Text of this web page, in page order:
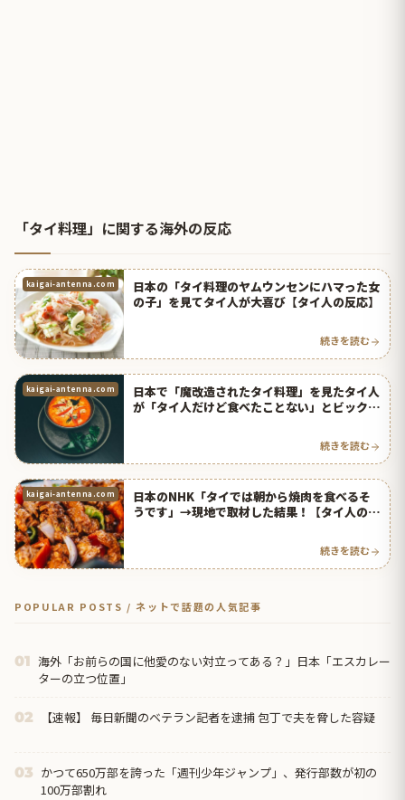
「タイ料理」に関する海外の反応
kaigai-antenna.com
日本の「タイ料理のヤムウンセンにハマった女
の子」を見てタイ人が大喜び【タイ人の反応】
続きを読む
kaigai-antenna.com
日本で「魔改造されたタイ料理」を見たタイ人
が「タイ人だけど食べたことない」とビック
続きを読む
kaigai-antenna.com
日本のNHK「タイでは朝から焼肉を食べるそ
うです」→現地で取材した結果！【タイ人の反
続きを読む
POPULAR POSTS / ネットで話題の人気記事
01 海外「お前らの国に他愛のない対立ってある？」日本「エスカレー
ターの立つ位置」
02 【速報】 毎日新聞のベテラン記者を逮捕 包丁で夫を脅した容疑
03 かつて650万部を誇った「週刊少年ジャンプ」、発行部数が初の
100万部割れ